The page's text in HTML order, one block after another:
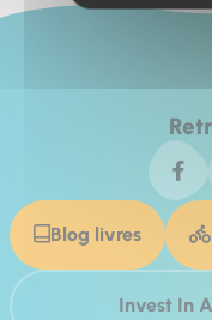
Blog livres
Invest In